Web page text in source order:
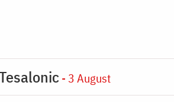
- 3 August